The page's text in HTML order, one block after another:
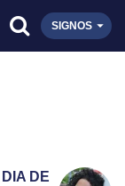
SIGNOS
DE